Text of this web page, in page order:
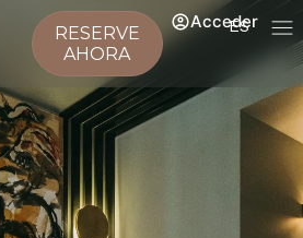
ES
Acceder
RESERVE
AHORA